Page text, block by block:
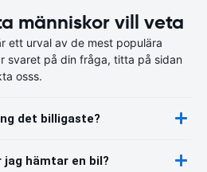
människor vill veta
ett urval av de mest populära
svaret på din fråga, titta på sidan
osss.
det billigaste?
jag hämtar en bil?